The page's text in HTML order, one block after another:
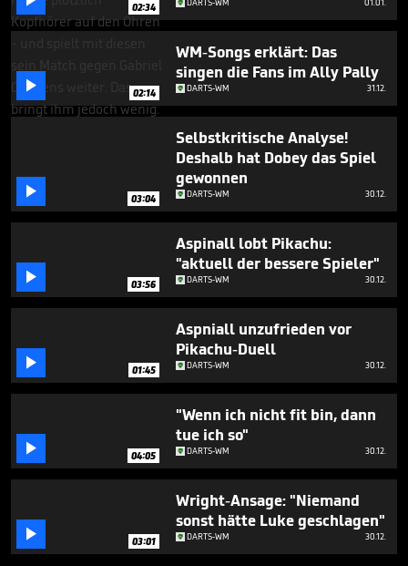
02:34
 02:14
WM-Songs erklärt: Das
singen die Fans im Ally Pally
DARTS-WM 31.12.
 03:04
Selbstkritische Analyse!
Deshalb hat Dobey das Spiel
gewonnen
DARTS-WM 30.12.
 03:56
Aspinall lobt Pikachu:
"aktuell der bessere Spieler"
DARTS-WM 30.12.
 01:45
Aspniall unzufrieden vor
Pikachu-Duell
DARTS-WM 30.12.
 04:05
"Wenn ich nicht fit bin, dann
tue ich so"
DARTS-WM 30.12.
 03:01
Wright-Ansage: "Niemand
sonst hätte Luke geschlagen"
DARTS-WM 30.12.